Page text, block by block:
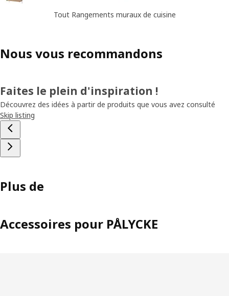
Tout Rangements muraux de cuisine
Nous vous recommandons
Faites le plein d'inspiration !
Découvrez des idées à partir de produits que vous avez consulté
Skip listing
Plus de
Accessoires pour PÅLYCKE